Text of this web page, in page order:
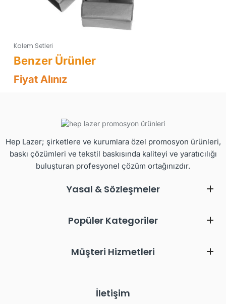
Kalem Setleri
Fiyat Alınız
Hep Lazer; şirketlere ve kurumlara özel promosyon ürünleri,
baskı çözümleri ve tekstil baskısında kaliteyi ve yaratıcılığı
buluşturan profesyonel çözüm ortağınızdır.
Yasal & Sözleşmeler
Popüler Kategoriler
Müşteri Hizmetleri
İletişim